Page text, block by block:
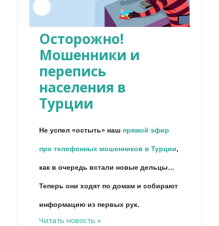
Осторожно!
Мошенники и
перепись
населения в
Турции
Не успел «остыть» наш прямой эфир
про телефонных мошенников в Турции,
как в очередь встали новые дельцы…
Теперь они ходят по домам и собирают
информацию из первых рук.
Читать новость »